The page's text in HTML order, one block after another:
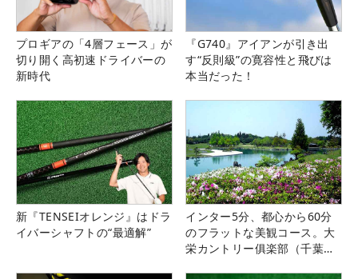
プロギアの「4層フェース」が
切り開く高初速ドライバーの
新時代
『G740』アイアンが引き出
す“反則級”の寛容性と飛びは
本当だった！
新『TENSEIオレンジ』はドラ
イバーシャフトの“最適解”
インター5分、都心から60分
のフラットな美観コース。大
栄カントリー俱楽部（千葉